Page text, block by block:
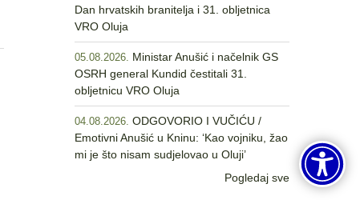
Dan hrvatskih branitelja i 31. obljetnica
VRO Oluja
05.08.2026. Ministar Anušić i načelnik GS
OSRH general Kundid čestitali 31.
obljetnicu VRO Oluja
04.08.2026. ODGOVORIO I VUČIĆU /
Emotivni Anušić u Kninu: ‘Kao vojniku, žao
mi je što nisam sudjelovao u Oluji’
Pogledaj sve